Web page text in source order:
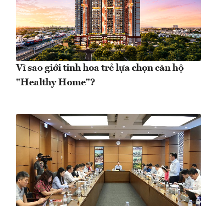
Vì sao giới tinh hoa trẻ lựa chọn căn hộ
"Healthy Home"?